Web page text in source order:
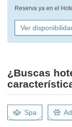
Reserva ya en el
Ver
¿Buscas
Spa